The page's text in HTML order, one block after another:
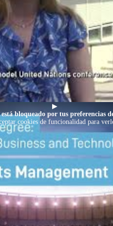
▶
bloqueado por tus preferencias
cookies de funcionalidad para